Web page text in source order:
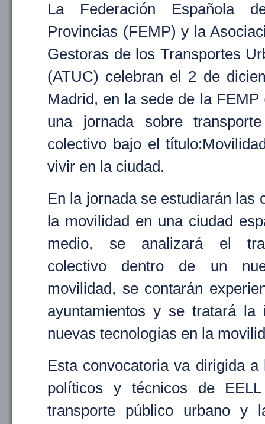
La Federación Española
Provincias (FEMP) y la
Gestoras de los Transportes
(ATUC) celebran el 2 de
Madrid, en la sede de la
una jornada sobre
colectivo bajo el
vivir en la ciudad.
En la jornada se estudiarán las
la movilidad en una ciudad
medio, se analizará el
colectivo dentro de un
movilidad, se contarán
ayuntamientos y se tratará la
nuevas tecnologías en la
Esta convocatoria va dirigida a
políticos y técnicos de
transporte público urbano y